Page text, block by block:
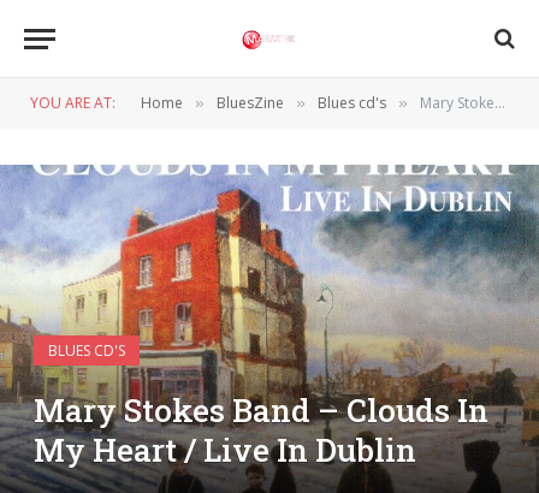
YOU ARE AT: Home » BluesZine » Blues cd's » Mary Stokes Band – Clouds In My Heart / Live In Dublin
BLUES CD'S
Mary Stokes Band – Clouds In
My Heart / Live In Dublin